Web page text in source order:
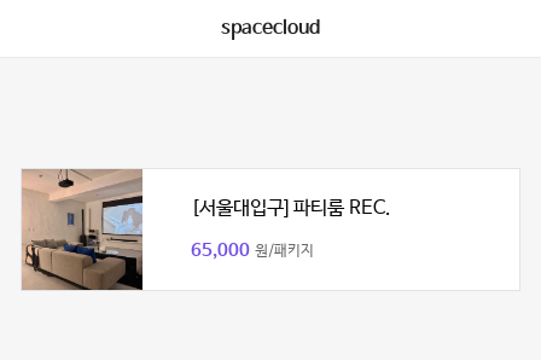
spacecloud
[서울대입구] 파티룸 REC.
65,000 원/패키지